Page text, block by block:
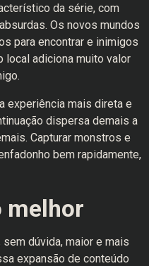
da série, com
Os novos mundos
para encontrar e inimigos
local adiciona muito valor
experiência mais direta e
dispersa demais a
Capturar monstros e
bem rapidamente,
melhor
dúvida, maior e mais
expansão de conteúdo